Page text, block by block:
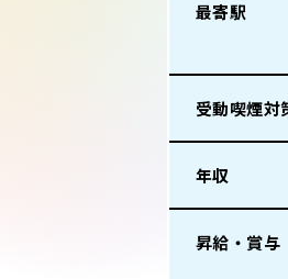
最寄駅
受動喫煙対
年収
昇給・賞与